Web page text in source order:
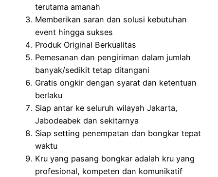
terutama amanah
Memberikan saran dan solusi kebutuhan
event hingga sukses
Produk Original Berkualitas
Pemesanan dan pengiriman dalam jumlah
banyak/sedikit tetap ditangani
Gratis ongkir dengan syarat dan ketentuan
berlaku
Siap antar ke seluruh wilayah Jakarta,
Jabodeabek dan sekitarnya
Siap setting penempatan dan bongkar tepat
waktu
Kru yang pasang bongkar adalah kru yang
profesional, kompeten dan komunikatif